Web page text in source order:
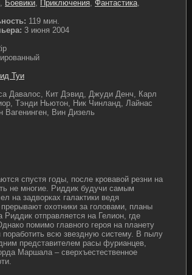
, Боевики, Приключения, Фантастика,
119 мин.
3 июня 2004
Туи
Давалос, Кит Дэвид, Джуди Денч, Карл
Тэнди Ньютон, Ник Чинланд, Лайнас
Вагенинген, Вин Дизель
спустя годы, после кровавой резни на
не многие. Риддик будучи самым
на задворках галактики ведя
охотники за головами, планы
отправляется на Гелион, где
помимо главного героя на планету
поработить всю звездную систему. В пылу
представителем расы фурианцев,
Маршала – сверхъестественное